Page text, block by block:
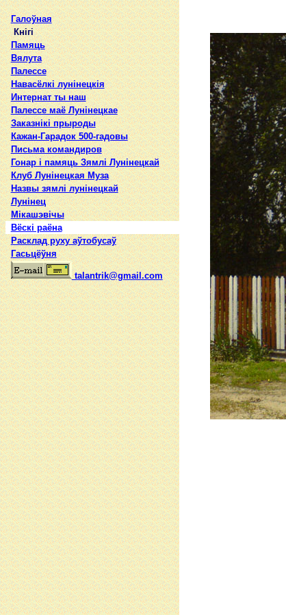
Галоўная
Кнігі
Памяць
Вялута
Палессе
Навасёлкі лунінецкія
Интернат ты наш
Палессе маё Лунінецкае
Заказнікі прыроды
Кажан-Гарадок 500-гадовы
Письма командиров
Гонар і памяць Зямлі Лунінецкай
Клуб Лунінецкая Муза
Назвы зямлi лунiнецкай
Лунінец
Мікашэвічы
Вёскі раёна
Расклад руху аўтобусаў
Гасьцёўня
talantrik@gmail.com